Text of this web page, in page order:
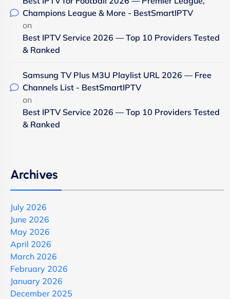
Champions League & More - BestSmartIPTV
on
Best IPTV Service 2026 — Top 10 Providers Tested
& Ranked
Samsung TV Plus M3U Playlist URL 2026 — Free
Channels List - BestSmartIPTV
on
Best IPTV Service 2026 — Top 10 Providers Tested
& Ranked
Archives
July 2026
June 2026
May 2026
April 2026
March 2026
February 2026
January 2026
December 2025